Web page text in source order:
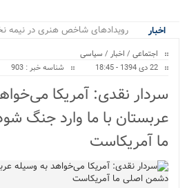
اخبار
رویدادهای شاخص هنری در نیمه نخست
اجتماعی / اخبار / سیاسی
22 دی 1394 - 18:45
شناسه خبر : 903
سردار نقدی: آمریکا
عربستان با ما وارد جنگ
ما آمریکاست